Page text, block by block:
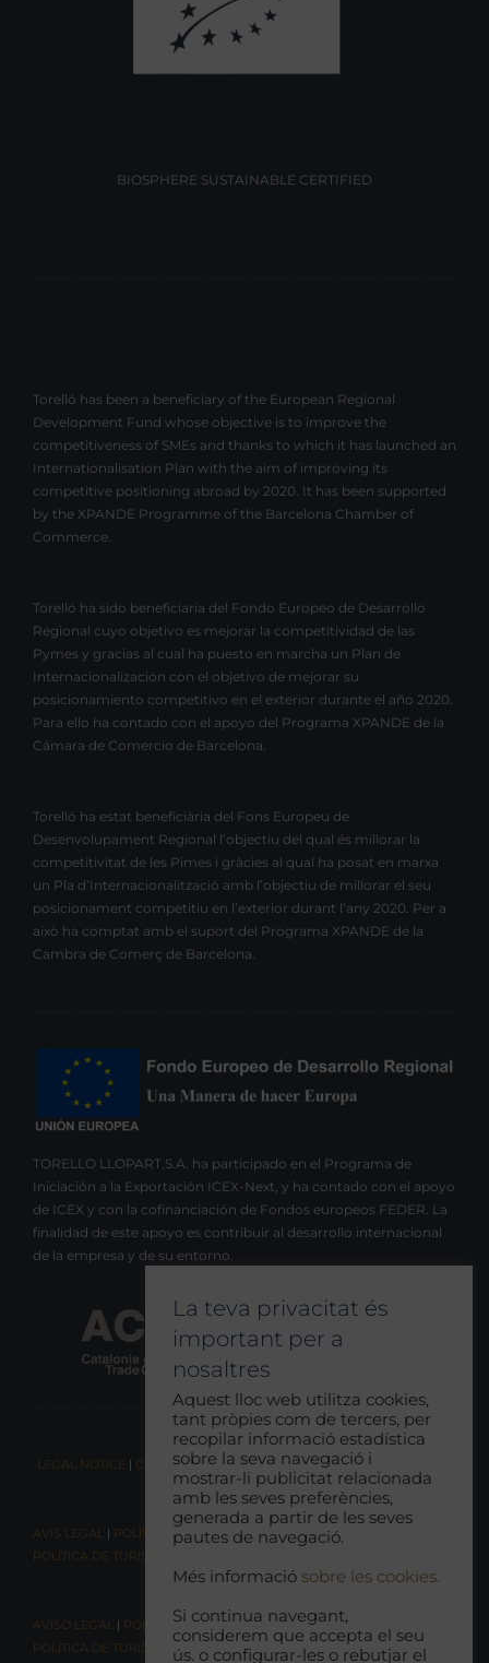
BIOSPHERE SUSTAINABLE CERTIFIED
Torelló has been a beneficiary of the European Regional
Development Fund whose objective is to improve the
competitiveness of SMEs and thanks to which it has launched an
Internationalisation Plan with the aim of improving its
competitive positioning abroad by 2020. It has been supported
by the XPANDE Programme of the Barcelona Chamber of
Commerce.
Torelló ha sido beneficiaria del Fondo Europeo de Desarrollo
Regional cuyo objetivo es mejorar la competitividad de las
Pymes y gracias al cual ha puesto en marcha un Plan de
Internacionalización con el objetivo de mejorar su
posicionamiento competitivo en el exterior durante el año 2020.
Para ello ha contado con el apoyo del Programa XPANDE de la
Cámara de Comercio de Barcelona.
Torelló ha estat beneficiària del Fons Europeu de
Desenvolupament Regional l’objectiu del qual és millorar la
competitivitat de les Pimes i gràcies al qual ha posat en marxa
un Pla d’Internacionalització amb l’objectiu de millorar el seu
posicionament competitiu en l’exterior durant l’any 2020. Per a
això ha comptat amb el suport del Programa XPANDE de la
Cambra de Comerç de Barcelona.
TORELLO LLOPART,S.A. ha participado en el Programa de
Iniciación a la Exportación ICEX-Next, y ha contado con el apoyo
de ICEX y con la cofinanciación de Fondos europeos FEDER. La
finalidad de este apoyo es contribuir al desarrollo internacional
de la empresa y de su entorno.
LEGAL NOTICE | COOKIE CONSENT|RESPONSIBLE TOURISM POLICY
AVIS LEGAL | POLÍTICA DE COOKIES| POLÍTICA DE PRIVACITAT
POLÍTICA DE TURISME RESPONSABLE
AVISO LEGAL | POLÍTICA DE COOKIES | POLÍTICA DE PRIVACIDAD
POLÍTICA DE TURISMO RESPONSABLE
La teva privacitat és
important per a
nosaltres
Aquest lloc web utilitza cookies,
tant pròpies com de tercers, per
recopilar informació estadística
sobre la seva navegació i
mostrar-li publicitat relacionada
amb les seves preferències,
generada a partir de les seves
pautes de navegació.
Més informació sobre les cookies.
Si continua navegant,
considerem que accepta el seu
ús. o configurar-les o rebutjar el